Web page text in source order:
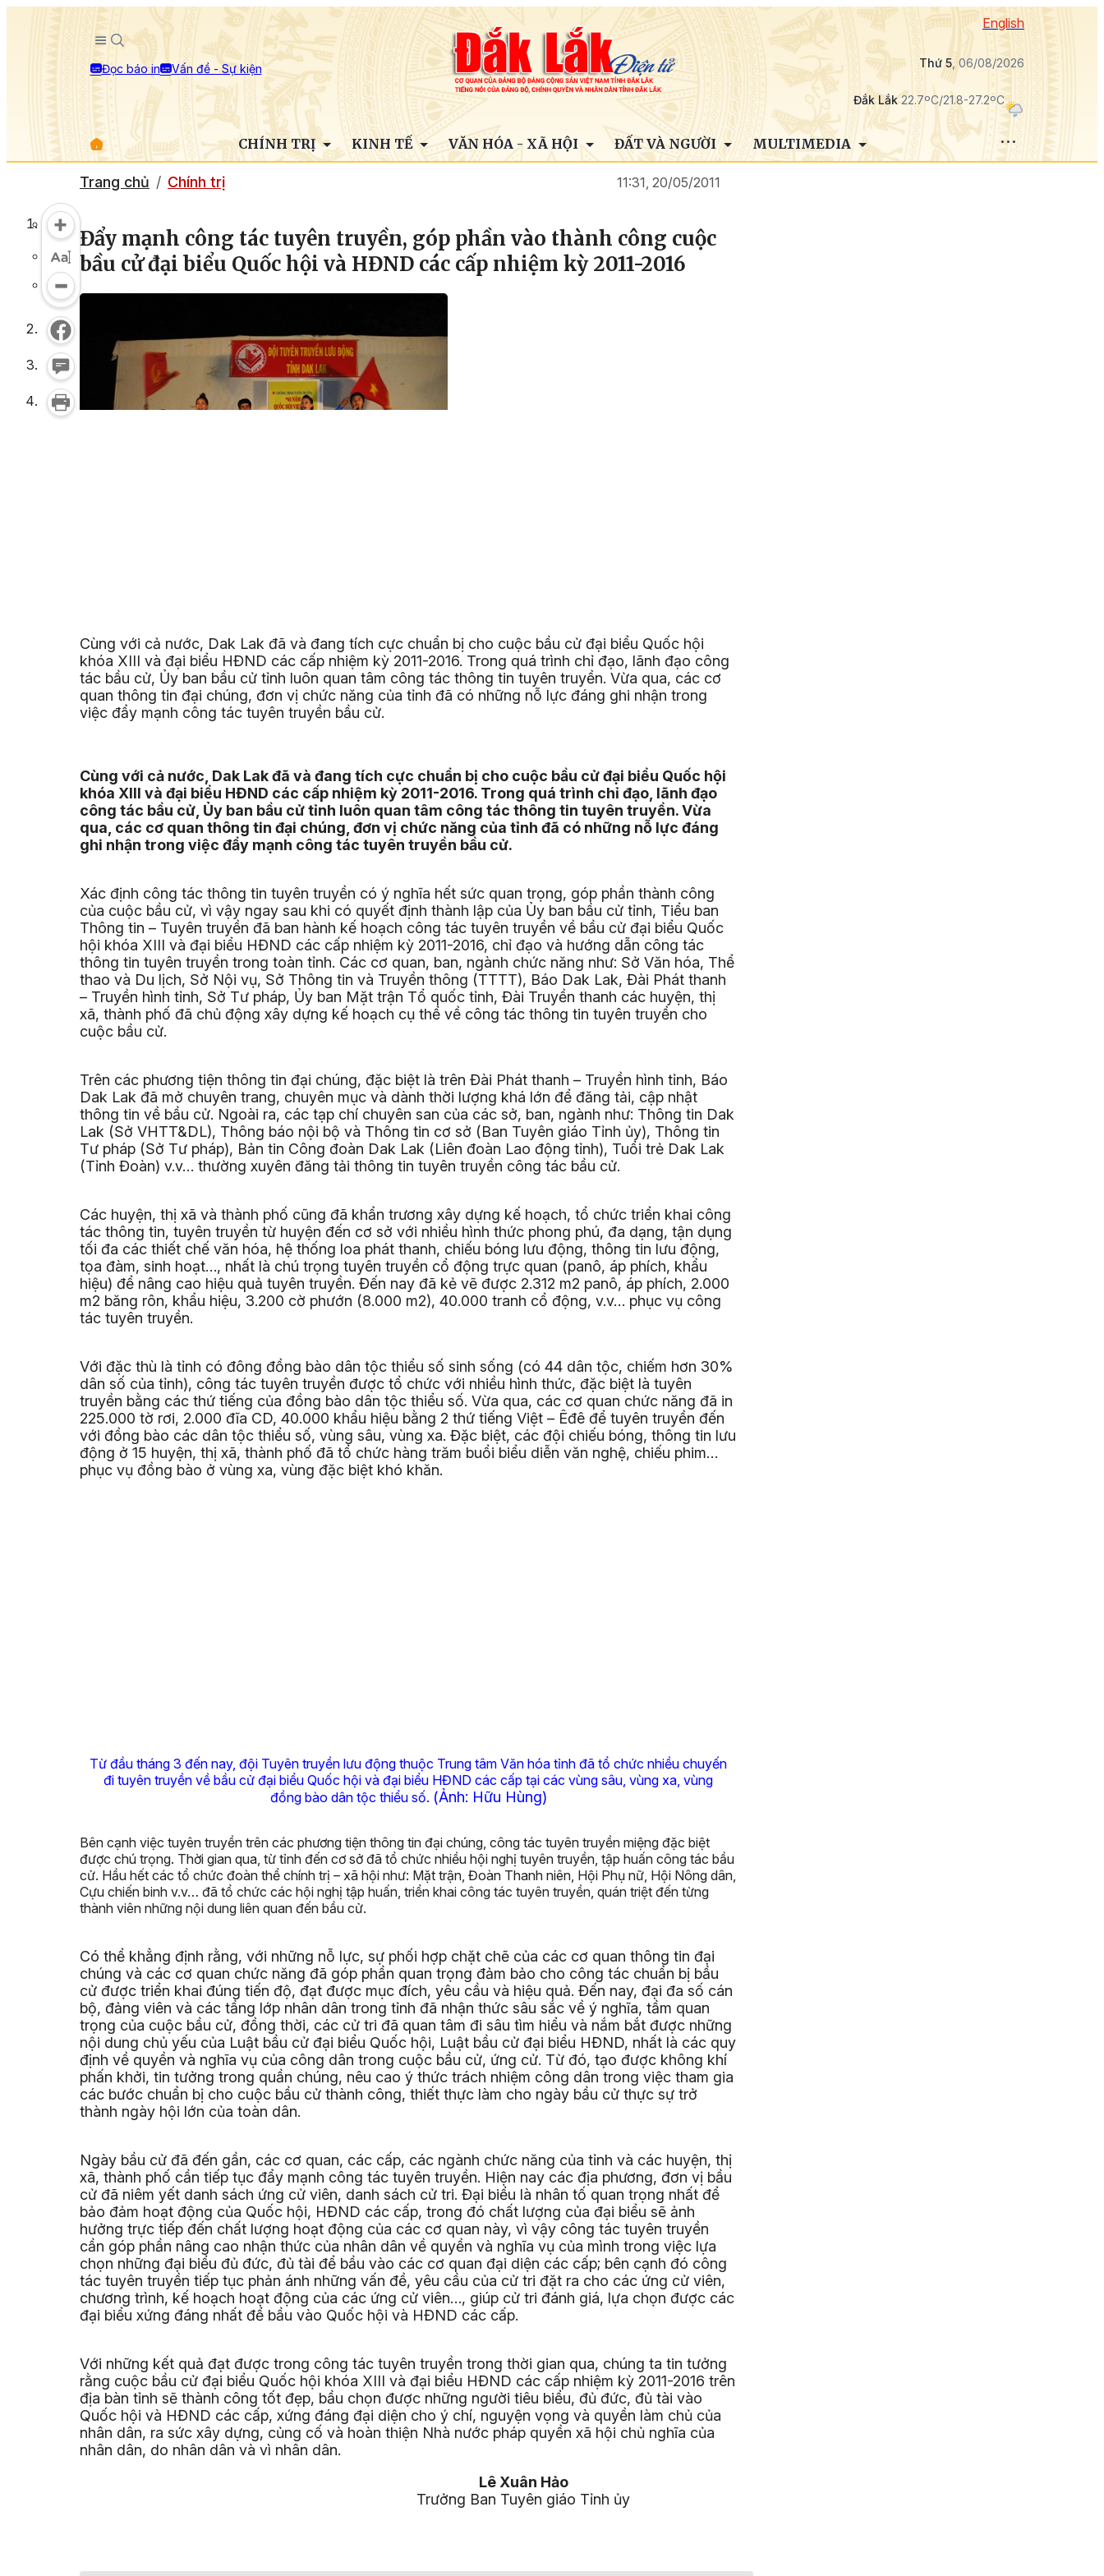
Đọc báo in Vấn đề - Sự kiện
English
Thứ 5, 06/08/2026
Đắk Lắk22.7ºC/21.8-27.2ºC
CHÍNH TRỊ KINH TẾ VĂN HÓA - XÃ HỘI ĐẤT VÀ NGƯỜI MULTIMEDIA
Trang chủ Chính trị 11:31, 20/05/2011
Đẩy mạnh công tác tuyên truyền, góp phần vào thành công cuộc
bầu cử đại biểu Quốc hội và HĐND các cấp nhiệm kỳ 2011-2016
Cùng với cả nước, Dak Lak đã và đang tích cực chuẩn bị cho cuộc bầu cử đại biểu Quốc hội
khóa XIII và đại biểu HĐND các cấp nhiệm kỳ 2011-2016. Trong quá trình chỉ đạo, lãnh đạo công
tác bầu cử, Ủy ban bầu cử tỉnh luôn quan tâm công tác thông tin tuyên truyền. Vừa qua, các cơ
quan thông tin đại chúng, đơn vị chức năng của tỉnh đã có những nỗ lực đáng ghi nhận trong
việc đẩy mạnh công tác tuyên truyền bầu cử.
Cùng với cả nước, Dak Lak đã và đang tích cực chuẩn bị cho cuộc bầu cử đại biểu Quốc hội
khóa XIII và đại biểu HĐND các cấp nhiệm kỳ 2011-2016. Trong quá trình chỉ đạo, lãnh đạo
công tác bầu cử, Ủy ban bầu cử tỉnh luôn quan tâm công tác thông tin tuyên truyền. Vừa
qua, các cơ quan thông tin đại chúng, đơn vị chức năng của tỉnh đã có những nỗ lực đáng
ghi nhận trong việc đẩy mạnh công tác tuyên truyền bầu cử.
Xác định công tác thông tin tuyên truyền có ý nghĩa hết sức quan trọng, góp phần thành công
của cuộc bầu cử, vì vậy ngay sau khi có quyết định thành lập của Ủy ban bầu cử tỉnh, Tiểu ban
Thông tin – Tuyên truyền đã ban hành kế hoạch công tác tuyên truyền về bầu cử đại biểu Quốc
hội khóa XIII và đại biểu HĐND các cấp nhiệm kỳ 2011-2016, chỉ đạo và hướng dẫn công tác
thông tin tuyên truyền trong toàn tỉnh. Các cơ quan, ban, ngành chức năng như: Sở Văn hóa, Thể
thao và Du lịch, Sở Nội vụ, Sở Thông tin và Truyền thông (TTTT), Báo Dak Lak, Đài Phát thanh
– Truyền hình tỉnh, Sở Tư pháp, Ủy ban Mặt trận Tổ quốc tỉnh, Đài Truyền thanh các huyện, thị
xã, thành phố đã chủ động xây dựng kế hoạch cụ thể về công tác thông tin tuyên truyền cho
cuộc bầu cử.
Trên các phương tiện thông tin đại chúng, đặc biệt là trên Đài Phát thanh – Truyền hình tỉnh, Báo
Dak Lak đã mở chuyên trang, chuyên mục và dành thời lượng khá lớn để đăng tải, cập nhật
thông tin về bầu cử. Ngoài ra, các tạp chí chuyên san của các sở, ban, ngành như: Thông tin Dak
Lak (Sở VHTT&DL), Thông báo nội bộ và Thông tin cơ sở (Ban Tuyên giáo Tỉnh ủy), Thông tin
Tư pháp (Sở Tư pháp), Bản tin Công đoàn Dak Lak (Liên đoàn Lao động tỉnh), Tuổi trẻ Dak Lak
(Tỉnh Đoàn) v.v… thường xuyên đăng tải thông tin tuyên truyền công tác bầu cử.
Các huyện, thị xã và thành phố cũng đã khẩn trương xây dựng kế hoạch, tổ chức triển khai công
tác thông tin, tuyên truyền từ huyện đến cơ sở với nhiều hình thức phong phú, đa dạng, tận dụng
tối đa các thiết chế văn hóa, hệ thống loa phát thanh, chiếu bóng lưu động, thông tin lưu động,
tọa đàm, sinh hoạt…, nhất là chú trọng tuyên truyền cổ động trực quan (panô, áp phích, khẩu
hiệu) để nâng cao hiệu quả tuyên truyền. Đến nay đã kẻ vẽ được 2.312 m2 panô, áp phích, 2.000
m2 băng rôn, khẩu hiệu, 3.200 cờ phướn (8.000 m2), 40.000 tranh cổ động, v.v… phục vụ công
tác tuyên truyền.
Với đặc thù là tỉnh có đông đồng bào dân tộc thiểu số sinh sống (có 44 dân tộc, chiếm hơn 30%
dân số của tỉnh), công tác tuyên truyền được tổ chức với nhiều hình thức, đặc biệt là tuyên
truyền bằng các thứ tiếng của đồng bào dân tộc thiểu số. Vừa qua, các cơ quan chức năng đã in
225.000 tờ rơi, 2.000 đĩa CD, 40.000 khẩu hiệu bằng 2 thứ tiếng Việt – Êđê để tuyên truyền đến
với đồng bào các dân tộc thiểu số, vùng sâu, vùng xa. Đặc biệt, các đội chiếu bóng, thông tin lưu
động ở 15 huyện, thị xã, thành phố đã tổ chức hàng trăm buổi biểu diễn văn nghệ, chiếu phim…
phục vụ đồng bào ở vùng xa, vùng đặc biệt khó khăn.
Từ đầu tháng 3 đến nay, đội Tuyên truyền lưu động thuộc Trung tâm Văn hóa tỉnh đã tổ chức nhiều chuyến
đi tuyên truyền về bầu cử đại biểu Quốc hội và đại biểu HĐND các cấp tại các vùng sâu, vùng xa, vùng
đồng bào dân tộc thiểu số. (Ảnh: Hữu Hùng)
Bên cạnh việc tuyên truyền trên các phương tiện thông tin đại chúng, công tác tuyên truyền miệng đặc biệt
được chú trọng. Thời gian qua, từ tỉnh đến cơ sở đã tổ chức nhiều hội nghị tuyên truyền, tập huấn công tác bầu
cử. Hầu hết các tổ chức đoàn thể chính trị – xã hội như: Mặt trận, Đoàn Thanh niên, Hội Phụ nữ, Hội Nông dân,
Cựu chiến binh v.v… đã tổ chức các hội nghị tập huấn, triển khai công tác tuyên truyền, quán triệt đến từng
thành viên những nội dung liên quan đến bầu cử.
Có thể khẳng định rằng, với những nỗ lực, sự phối hợp chặt chẽ của các cơ quan thông tin đại
chúng và các cơ quan chức năng đã góp phần quan trọng đảm bảo cho công tác chuẩn bị bầu
cử được triển khai đúng tiến độ, đạt được mục đích, yêu cầu và hiệu quả. Đến nay, đại đa số cán
bộ, đảng viên và các tầng lớp nhân dân trong tỉnh đã nhận thức sâu sắc về ý nghĩa, tầm quan
trọng của cuộc bầu cử, đồng thời, các cử tri đã quan tâm đi sâu tìm hiểu và nắm bắt được những
nội dung chủ yếu của Luật bầu cử đại biểu Quốc hội, Luật bầu cử đại biểu HĐND, nhất là các quy
định về quyền và nghĩa vụ của công dân trong cuộc bầu cử, ứng cử. Từ đó, tạo được không khí
phấn khởi, tin tưởng trong quần chúng, nêu cao ý thức trách nhiệm công dân trong việc tham gia
các bước chuẩn bị cho cuộc bầu cử thành công, thiết thực làm cho ngày bầu cử thực sự trở
thành ngày hội lớn của toàn dân.
Ngày bầu cử đã đến gần, các cơ quan, các cấp, các ngành chức năng của tỉnh và các huyện, thị
xã, thành phố cần tiếp tục đẩy mạnh công tác tuyên truyền. Hiện nay các địa phương, đơn vị bầu
cử đã niêm yết danh sách ứng cử viên, danh sách cử tri. Đại biểu là nhân tố quan trọng nhất để
bảo đảm hoạt động của Quốc hội, HĐND các cấp, trong đó chất lượng của đại biểu sẽ ảnh
hưởng trực tiếp đến chất lượng hoạt động của các cơ quan này, vì vậy công tác tuyên truyền
cần góp phần nâng cao nhận thức của nhân dân về quyền và nghĩa vụ của mình trong việc lựa
chọn những đại biểu đủ đức, đủ tài để bầu vào các cơ quan đại diện các cấp; bên cạnh đó công
tác tuyên truyền tiếp tục phản ánh những vấn đề, yêu cầu của cử tri đặt ra cho các ứng cử viên,
chương trình, kế hoạch hoạt động của các ứng cử viên…, giúp cử tri đánh giá, lựa chọn được các
đại biểu xứng đáng nhất để bầu vào Quốc hội và HĐND các cấp.
Với những kết quả đạt được trong công tác tuyên truyền trong thời gian qua, chúng ta tin tưởng
rằng cuộc bầu cử đại biểu Quốc hội khóa XIII và đại biểu HĐND các cấp nhiệm kỳ 2011-2016 trên
địa bàn tỉnh sẽ thành công tốt đẹp, bầu chọn được những người tiêu biểu, đủ đức, đủ tài vào
Quốc hội và HĐND các cấp, xứng đáng đại diện cho ý chí, nguyện vọng và quyền làm chủ của
nhân dân, ra sức xây dựng, củng cố và hoàn thiện Nhà nước pháp quyền xã hội chủ nghĩa của
nhân dân, do nhân dân và vì nhân dân.
Lê Xuân Hảo
Trưởng Ban Tuyên giáo Tỉnh ủy